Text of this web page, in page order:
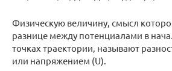
Физическую величину, смысл
разнице между потенциалами в
точках траектории, называют
или напряжением (U).